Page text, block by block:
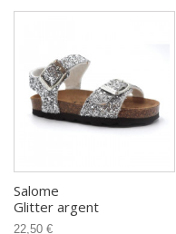
Salome
Glitter argent
22,50 €